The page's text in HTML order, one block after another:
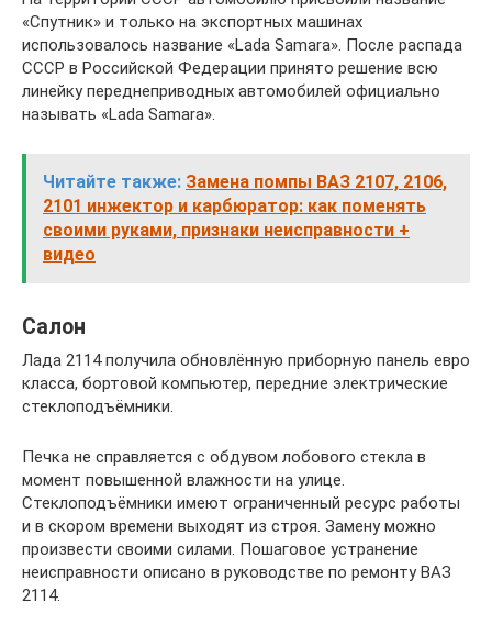
«Спутник» и только на экспортных машинах
использовалось название «Lada Samara». После распада
СССР в Российской Федерации принято решение всю
линейку переднеприводных автомобилей официально
называть «Lada Samara».
Читайте также: Замена помпы ВАЗ 2107, 2106,
2101 инжектор и карбюратор: как поменять
своими руками, признаки неисправности +
видео
Салон
Лада 2114 получила обновлённую приборную панель евро
класса, бортовой компьютер, передние электрические
стеклоподъёмники.
Печка не справляется с обдувом лобового стекла в
момент повышенной влажности на улице.
Стеклоподъёмники имеют ограниченный ресурс работы
и в скором времени выходят из строя. Замену можно
произвести своими силами. Пошаговое устранение
неисправности описано в руководстве по ремонту ВАЗ
2114.